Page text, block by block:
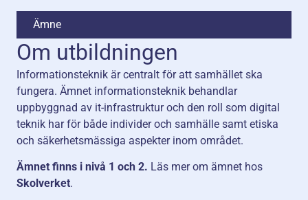
Ämne
Om utbildningen
Informationsteknik är centralt för att samhället ska
fungera. Ämnet informationsteknik behandlar
uppbyggnad av it-infrastruktur och den roll som digital
teknik har för både individer och samhälle samt etiska
och säkerhetsmässiga aspekter inom området.
Ämnet finns i nivå 1 och 2. Läs mer om ämnet hos
Skolverket.